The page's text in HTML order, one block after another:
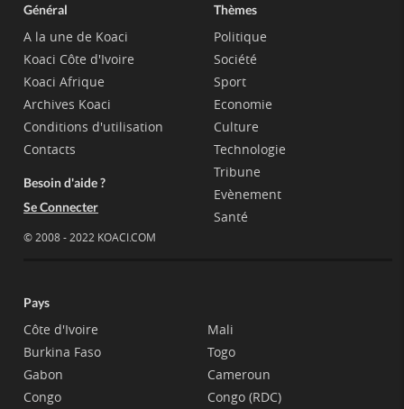
Général
A la une de Koaci
Koaci Côte d'Ivoire
Koaci Afrique
Archives Koaci
Conditions d'utilisation
Contacts
Besoin d'aide ?
Se Connecter
© 2008 - 2022 KOACI.COM
Thèmes
Politique
Société
Sport
Economie
Culture
Technologie
Tribune
Evènement
Santé
Pays
Côte d'Ivoire
Burkina Faso
Gabon
Congo
Mali
Togo
Cameroun
Congo (RDC)